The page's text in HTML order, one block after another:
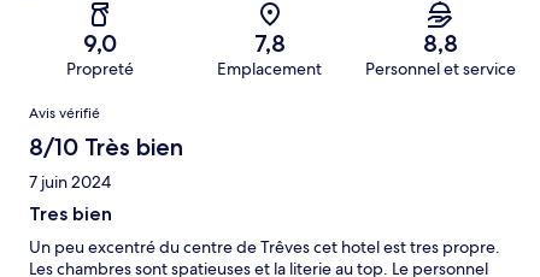
9,0
Propreté
7,8
Emplacement
8,8
Personnel et service
Avis
Avis vérifié
8/10 Très bien
7 juin 2024
Tres bien
Un peu excentré du centre de Trêves cet hotel est tres propre.
Les chambres sont spatieuses et la literie au top. Le personnel